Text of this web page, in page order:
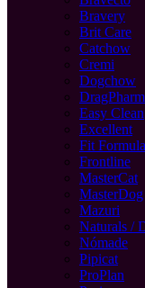
Bravery
Brit Care
Catchow
Cremi
Dogchow
Easy Clean
Excellent
Fit Formula
Frontline
MasterCat
MasterDog
Mazuri
Naturals /
Nómade
Pipicat
ProPlan